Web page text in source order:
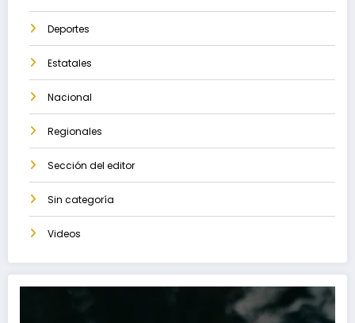
Deportes
Estatales
Nacional
Regionales
Sección del editor
Sin categoría
Videos